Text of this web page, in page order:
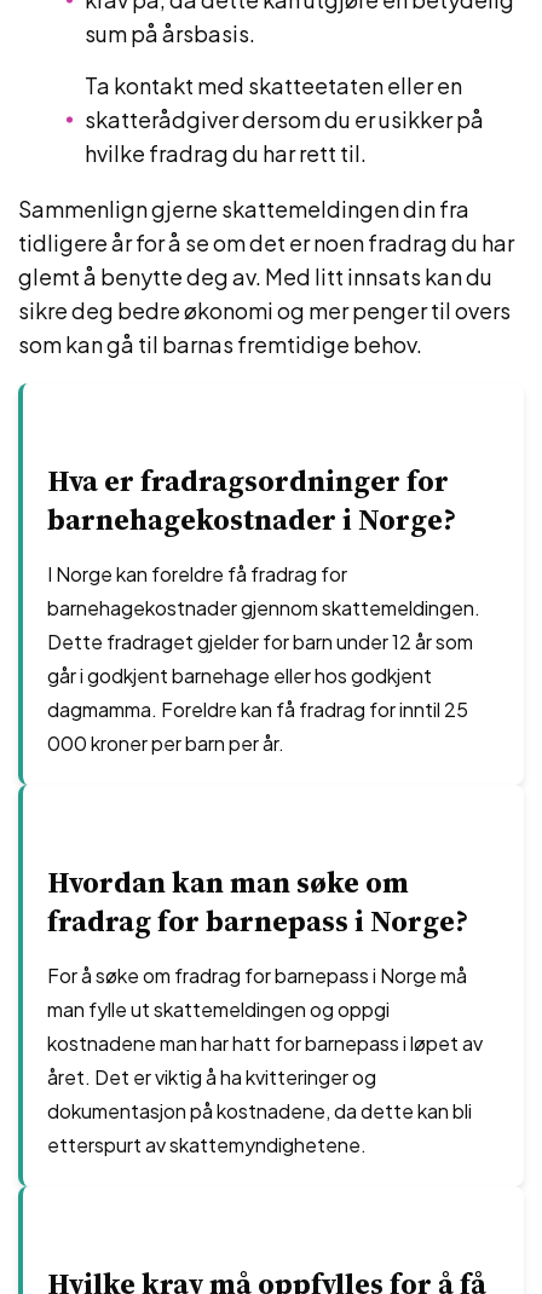
sum på årsbasis.
Ta kontakt med skatteetaten eller en
skatterådgiver dersom du er usikker på
hvilke fradrag du har rett til.
Sammenlign gjerne skattemeldingen din fra
tidligere år for å se om det er noen fradrag du har
glemt å benytte deg av. Med litt innsats kan du
sikre deg bedre økonomi og mer penger til overs
som kan gå til barnas fremtidige behov.
Hva er fradragsordninger for
barnehagekostnader i Norge?
I Norge kan foreldre få fradrag for
barnehagekostnader gjennom skattemeldingen.
Dette fradraget gjelder for barn under 12 år som
går i godkjent barnehage eller hos godkjent
dagmamma. Foreldre kan få fradrag for inntil 25
000 kroner per barn per år.
Hvordan kan man søke om
fradrag for barnepass i Norge?
For å søke om fradrag for barnepass i Norge må
man fylle ut skattemeldingen og oppgi
kostnadene man har hatt for barnepass i løpet av
året. Det er viktig å ha kvitteringer og
dokumentasjon på kostnadene, da dette kan bli
etterspurt av skattemyndighetene.
Hvilke krav må oppfylles for å få